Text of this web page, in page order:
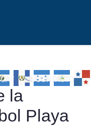
CONTACTO
la
Playa